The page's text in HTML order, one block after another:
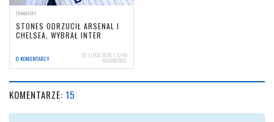
TRANSFERY
STONES ODRZUCIŁ ARSENAL I
CHELSEA, WYBRAŁ INTER
0 KOMENTARZY 29 LIPCA 2026 | 12:45
NERIOCORSI
KOMENTARZE: 15